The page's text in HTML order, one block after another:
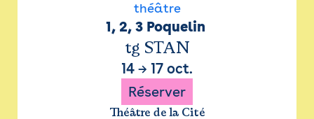
théâtre
1, 2, 3 Poquelin
tg STAN
14 → 17 oct.
Réserver
Théâtre de la Cité